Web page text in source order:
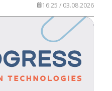
16:25 / 03.08.2026